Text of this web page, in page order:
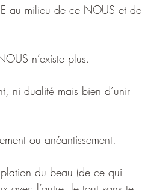
au milieu de ce NOUS et de
n’existe plus.
ni dualité mais bien d’unir
ou anéantissement.
du beau (de ce qui